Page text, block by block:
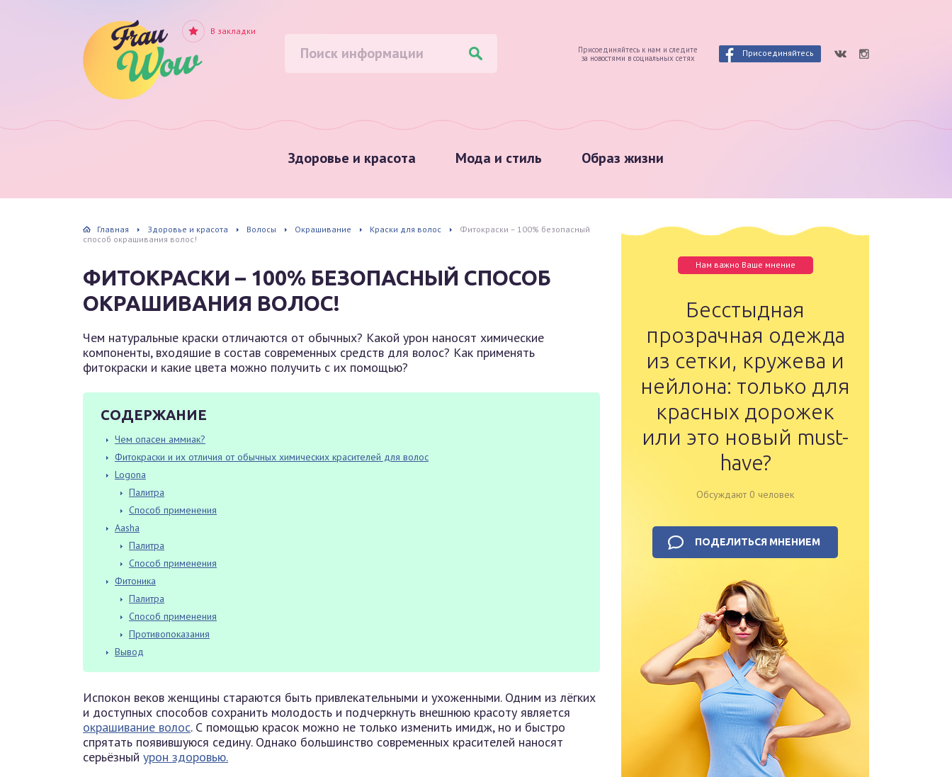
Здоровье и красота Мода и стиль Образ жизни
Присоединяйтесь к нам и следите
за новостями в социальных сетях
Присоединяйтесь
В закладки
Главная Здоровье и красота Волосы Окрашивание Краски для волос
Фитокраски – 100% безопасный
способ окрашивания волос!
ФИТОКРАСКИ – 100% БЕЗОПАСНЫЙ СПОСОБ
ОКРАШИВАНИЯ ВОЛОС!
Чем натуральные краски отличаются от обычных? Какой урон наносят химические
компоненты, входяшие в состав современных средств для волос? Как применять
фитокраски и какие цвета можно получить с их помощью?
СОДЕРЖАНИЕ
Чем опасен аммиак?
Фитокраски и их отличия от обычных химических красителей для волос
Logona
Палитра
Способ применения
Aasha
Палитра
Способ применения
Фитоника
Палитра
Способ применения
Противопоказания
Вывод
Испокон веков женщины стараются быть привлекательными и ухоженными. Одним из лёгких
и доступных способов сохранить молодость и подчеркнуть внешнюю красоту является
окрашивание волос. С помощью красок можно не только изменить имидж, но и быстро
спрятать появившуюся седину. Однако большинство современных красителей наносят
серьёзный урон здоровью.
Нам важно Ваше мнение
Бесстыдная
прозрачная одежда
из сетки, кружева и
нейлона: только для
красных дорожек
или это новый must-
have?
Обсуждают 0 человек
ПОДЕЛИТЬСЯ МНЕНИЕМ